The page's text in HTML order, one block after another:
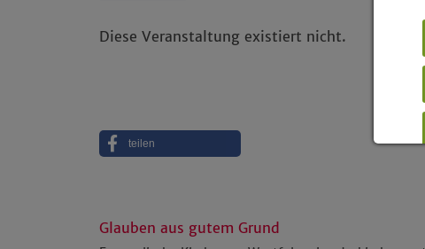
Diese Veranstaltung existiert nicht.
teilen
Glauben aus gutem Grund